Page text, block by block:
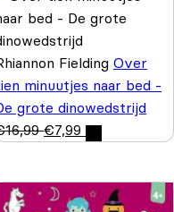
Fielding Over
minuutjes naar bed -
grote dinowedstrijd
16,99 €7,99